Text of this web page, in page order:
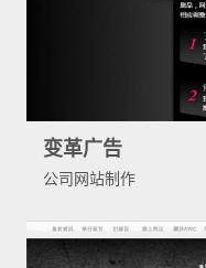
变革广告
公司网站制作